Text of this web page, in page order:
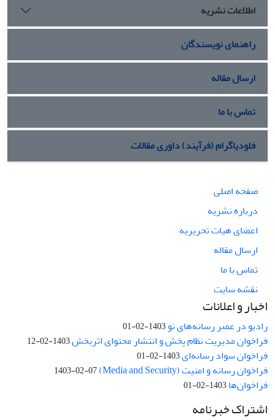
اطلاعات نشریه
راهنمای نویسندگان
ارسال مقاله
تماس با ما
فلودیاگرام (فرآیند) داوری مقالات
صفحه اصلی
درباره نشریه
اعضای هیات تحریریه
ارسال مقاله
تماس با ما
نقشه سایت
اخبار و اعلانات
رادیو در عصر رسانه‌های نو1403-02-01
فراخوان مدیریت نظام پخش و انتشار محتوای اثربخش1403-02-12
فراخوان سواد رسانه‌ای1403-02-01
فراخوان رسانه و امنیت (Media and Security) 1403-02-07
فراخوان‌ها1403-02-01
اشتراک خبرنامه